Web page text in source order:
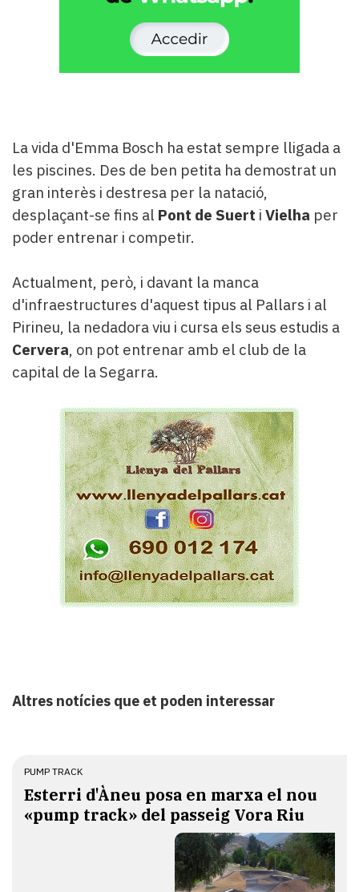
La vida d'Emma Bosch ha estat sempre lligada a
les piscines. Des de ben petita ha demostrat un
gran interès i destresa per la natació,
desplaçant-se fins al Pont de Suert i Vielha per
poder entrenar i competir.
Actualment, però, i davant la manca
d'infraestructures d'aquest tipus al Pallars i al
Pirineu, la nedadora viu i cursa els seus estudis a
Cervera, on pot entrenar amb el club de la
capital de la Segarra.
Altres notícies que et poden interessar
PUMP TRACK
Esterri d'Àneu posa en marxa el nou
«pump track» del passeig Vora Riu